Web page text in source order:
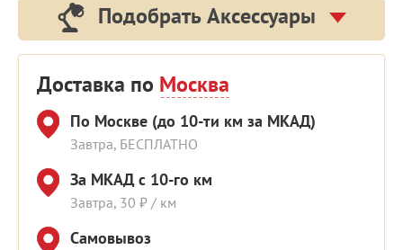
Подобрать Аксессуары
Доставка по Москва
По Москве (до 10-ти км за МКАД)
Завтра, БЕСПЛАТНО
За МКАД с 10-го км
Завтра, 30 ₽ / км
Самовывоз